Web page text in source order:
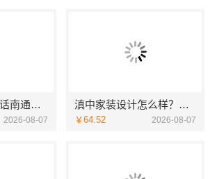
海安毛坯家装电话南通宏域全宅装饰建材有限公司
2026-08-07
滇中家装设计怎么样？云南至高新型建材有限公司设计专业
￥64.52 2026-08-07